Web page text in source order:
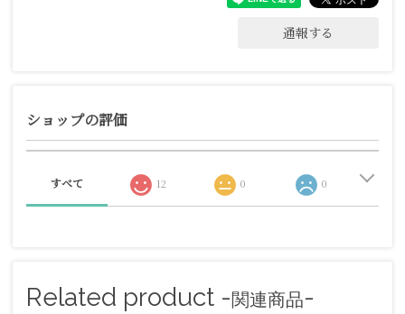
通報する
ショップの評価
すべて 12 0 0
Related product -関連商品-